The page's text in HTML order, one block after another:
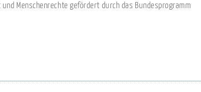
Menschenrechte gefördert durch das Bundesprogramm